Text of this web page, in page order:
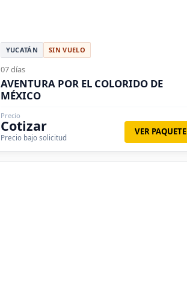
YUCATÁN SIN VUELO
07 días
AVENTURA POR EL COLORIDO DE
MÉXICO
Precio
Cotizar
Precio bajo solicitud
VER PAQUETE